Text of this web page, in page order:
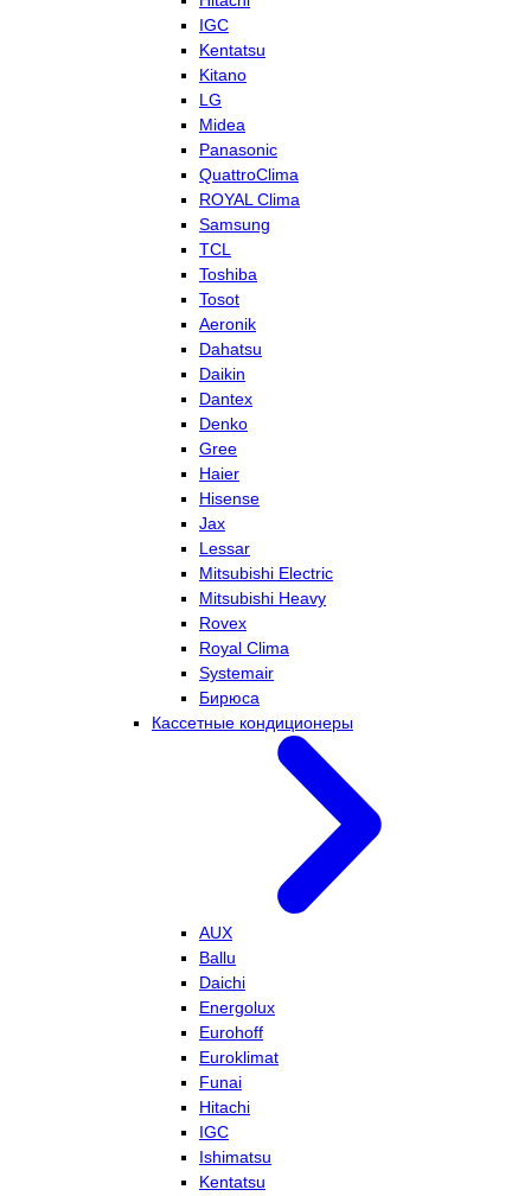
IGC
Kentatsu
Kitano
LG
Midea
Panasonic
QuattroClima
ROYAL Clima
Samsung
TCL
Toshiba
Tosot
Aeronik
Dahatsu
Daikin
Dantex
Denko
Gree
Haier
Hisense
Jax
Lessar
Mitsubishi Electric
Mitsubishi Heavy
Rovex
Royal Clima
Systemair
Бирюса
Кассетные кондиционеры
AUX
Ballu
Daichi
Energolux
Eurohoff
Euroklimat
Funai
Hitachi
IGC
Ishimatsu
Kentatsu